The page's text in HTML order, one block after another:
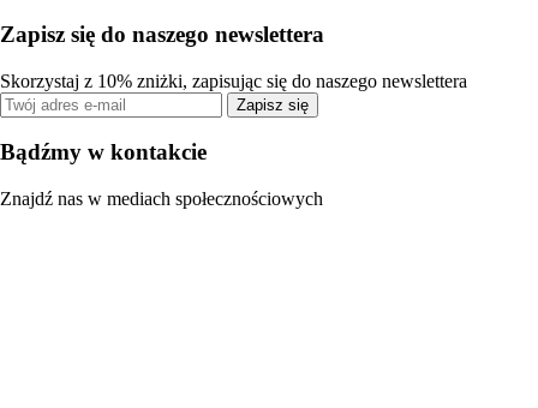
Zapisz się do naszego newslettera
Skorzystaj z 10% zniżki, zapisując się do naszego newslettera
Zapisz się
Bądźmy w kontakcie
Znajdź nas w mediach społecznościowych